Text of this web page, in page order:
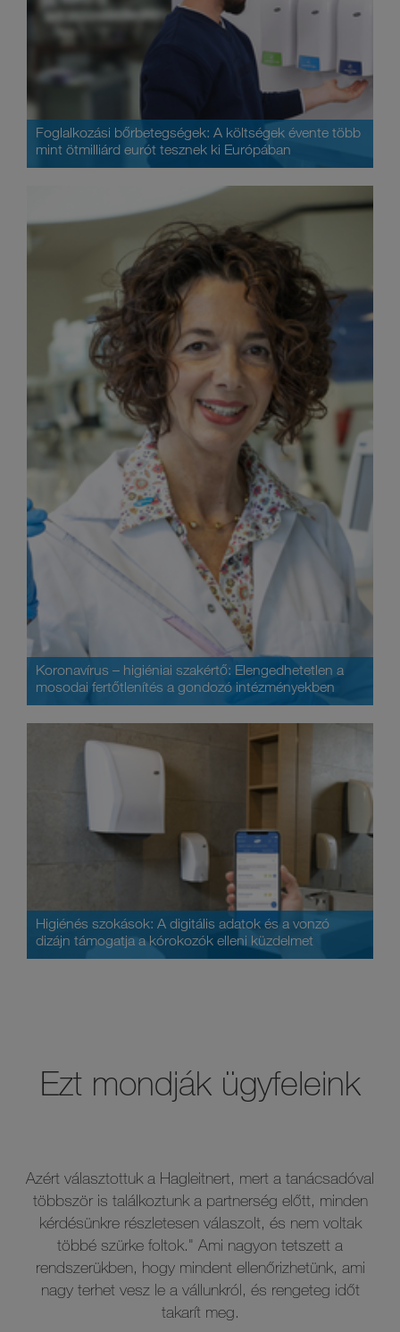
Foglalkozási bőrbetegségek: A költségek évente több
mint ötmilliárd eurót tesznek ki Európában
Koronavírus – higiéniai szakértő: Elengedhetetlen a
mosodai fertőtlenítés a gondozó intézményekben
Higiénés szokások: A digitális adatok és a vonzó
dizájn támogatja a kórokozók elleni küzdelmet
Ezt mondják ügyfeleink
Hagleitner magában hordoz egy olyan minőséget,
amely a fürdő színvonalát is növeli. Ezekkel a magas
minőségű termékekkel immáron 6 éve dolgozunk.
Mindig számíthatunk a Hagleitner-es kollégák
tapasztalatára, útmutatására és segítségére. Az
épülethigiénia területén is professzionális segítséget
nyújt számunkra a vállalat. Leegyszerűsíti a napi